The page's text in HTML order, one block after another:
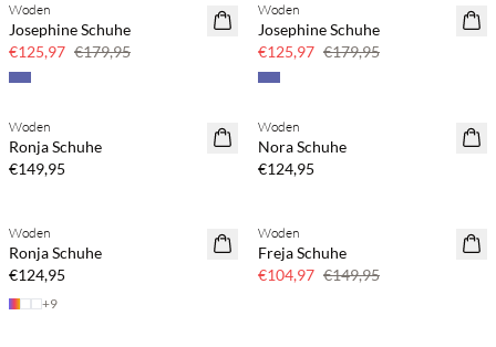
30 % Rabatt
Woden
Josephine Schuhe
€125,97 €179,95
30 % Rabatt
Woden
Josephine Schuhe
€125,97 €179,95
Woden
Ronja Schuhe
€149,95
Woden
Nora Schuhe
€124,95
Woden
Ronja Schuhe
€124,95
+9
30 % Rabatt
Woden
Freja Schuhe
€104,97 €149,95